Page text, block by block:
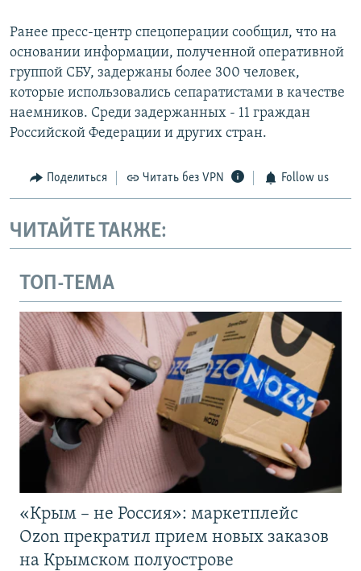
Ранее пресс-центр спецоперации сообщил, что на
основании информации, полученной оперативной
группой СБУ, задержаны более 300 человек,
которые использовались сепаратистами в качестве
наемников. Среди задержанных - 11 граждан
Российской Федерации и других стран.
Поделиться Читать без VPN Follow us
ЧИТАЙТЕ ТАКЖЕ:
ТОП-ТЕМА
«Крым – не Россия»: маркетплейс
Ozon прекратил прием новых заказов
на Крымском полуострове